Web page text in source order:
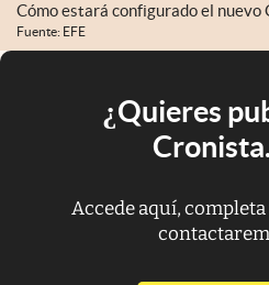
Cómo estará configurado el nuevo
Fuente: EFE
¿Quieres
Accede aquí, completa